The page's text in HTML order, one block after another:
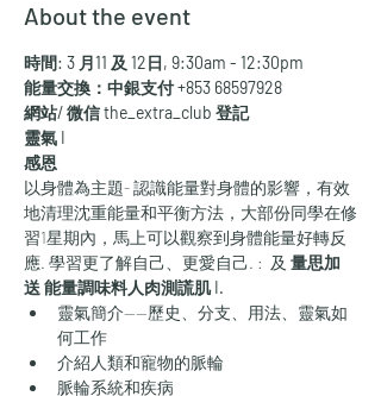
About the event
時間: 3 月11 及 12日, 9:30am - 12:30pm
能量交換：中銀支付 +853 68597928
網站/ 微信 the_extra_club 登記
靈氣 I
感恩
以身體為主題- 認識能量對身體的影響，有效
地清理沈重能量和平衡方法，大部份同學在修
習1星期內，馬上可以觀察到身體能量好轉反
應. 學習更了解自己、更愛自己. : 及 量思加
送 能量調味料人肉測謊肌 I.
靈氣簡介——歷史、分支、用法、靈氣如
何工作
介紹人類和寵物的脈輪
脈輪系統和疾病